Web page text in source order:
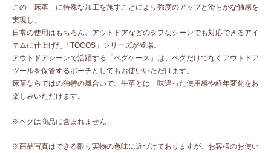
この「床革」に特殊な加工を施すことにより強度のアップと滑らかな触感を
実現し、
日常の使用はもちろん、アウトドアなどのタフなシーンでも対応できるアイ
テムに仕上げた「TOCOS」シリーズが登場。
アウトドアシーンで活躍する「ペグケース」は、ペグだけでなくアウトドア
ツールを保管するポーチとしてもお使いいただけます。
床革ならではの独特の風合いで、牛革とは一味違った使用感や経年変化をお
楽しみいただけます。
※ペグは商品に含まれません
※商品写真はできる限り実物の色味に近づけておりますが、お客様のお使い